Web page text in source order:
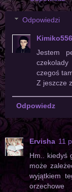
Odpowiedzi
Kimiko556
Jestem
czegoś
Z jeszcze
Odpowiedz
Ervisha 11
Hm.. kiedyś
może
wyjątkiem